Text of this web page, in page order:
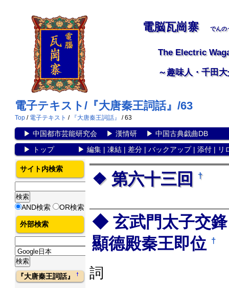
電脳瓦崗寨 でんの
The Electric
～趣味人・千田
電子テキスト/『大唐秦王詞話』/63
Top / 電子テキスト / 『大唐秦王詞話』 / 63
▶ 中国都市芸能研究会▶ 漢情研▶ 中国古典戯曲DB
▶
トップ▶ 編集| 凍結| 差分| バックアップ| 添付| リ
第六十三回 †
玄武門太子交鋒
顯德殿秦王即位 †
詞
サイト内検索
AND検索 OR検索
外部検索
『大唐秦王詞話』†